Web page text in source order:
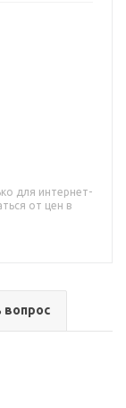
для интернет-
от цен в
вопрос